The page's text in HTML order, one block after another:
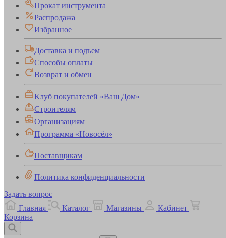
Прокат инструмента
Распродажа
Избранное
Доставка и подъем
Способы оплаты
Возврат и обмен
Клуб покупателей «Ваш Дом»
Строителям
Организациям
Программа «Новосёл»
Поставщикам
Политика конфиденциальности
Задать вопрос
Главная
Каталог Магазины
Кабинет
Корзина